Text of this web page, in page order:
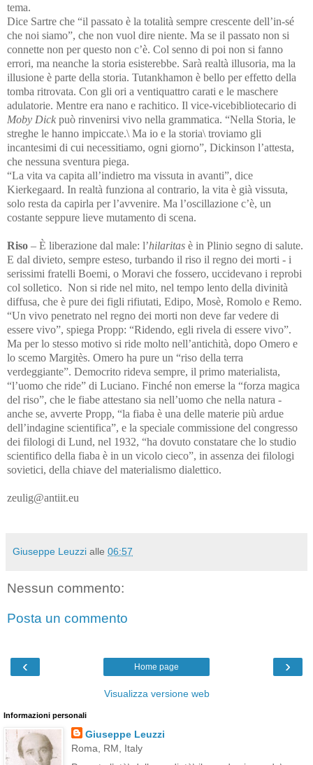
tema.
Dice Sartre che “il passato è la totalità sempre crescente dell’in-sé
che noi siamo”, che non vuol dire niente. Ma se il passato non si
connette non per questo non c’è. Col senno di poi non si fanno
errori, ma neanche la storia esisterebbe. Sarà realtà illusoria, ma la
illusione è parte della storia. Tutankhamon è bello per effetto della
tomba ritrovata. Con gli ori a ventiquattro carati e le maschere
adulatorie. Mentre era nano e rachitico. Il vice-vicebibliotecario di
Moby Dick può rinvenirsi vivo nella grammatica. “Nella Storia, le
streghe le hanno impiccate.\ Ma io e la storia\ troviamo gli
incantesimi di cui necessitiamo, ogni giorno”, Dickinson l’attesta,
che nessuna sventura piega.
“La vita va capita all’indietro ma vissuta in avanti”, dice
Kierkegaard. In realtà funziona al contrario, la vita è già vissuta,
solo resta da capirla per l’avvenire. Ma l’oscillazione c’è, un
costante seppure lieve mutamento di scena.
Riso – È liberazione dal male: l’hilaritas è in Plinio segno di salute.
E dal divieto, sempre esteso, turbando il riso il regno dei morti - i
serissimi fratelli Boemi, o Moravi che fossero, uccidevano i reprobi
col solletico. Non si ride nel mito, nel tempo lento della divinità
diffusa, che è pure dei figli rifiutati, Edipo, Mosè, Romolo e Remo.
“Un vivo penetrato nel regno dei morti non deve far vedere di
essere vivo”, spiega Propp: “Ridendo, egli rivela di essere vivo”.
Ma per lo stesso motivo si ride molto nell’antichità, dopo Omero e
lo scemo Margitès. Omero ha pure un “riso della terra
verdeggiante”. Democrito rideva sempre, il primo materialista,
“l’uomo che ride” di Luciano. Finché non emerse la “forza magica
del riso”, che le fiabe attestano sia nell’uomo che nella natura -
anche se, avverte Propp, “la fiaba è una delle materie più ardue
dell’indagine scientifica”, e la speciale commissione del congresso
dei filologi di Lund, nel 1932, “ha dovuto constatare che lo studio
scientifico della fiaba è in un vicolo cieco”, in assenza dei filologi
sovietici, della chiave del materialismo dialettico.
zeulig@antiit.eu
Giuseppe Leuzzi alle 06:57
Nessun commento:
Posta un commento
‹ ›
Home page
Visualizza versione web
Informazioni personali
Giuseppe Leuzzi
Roma, RM, Italy